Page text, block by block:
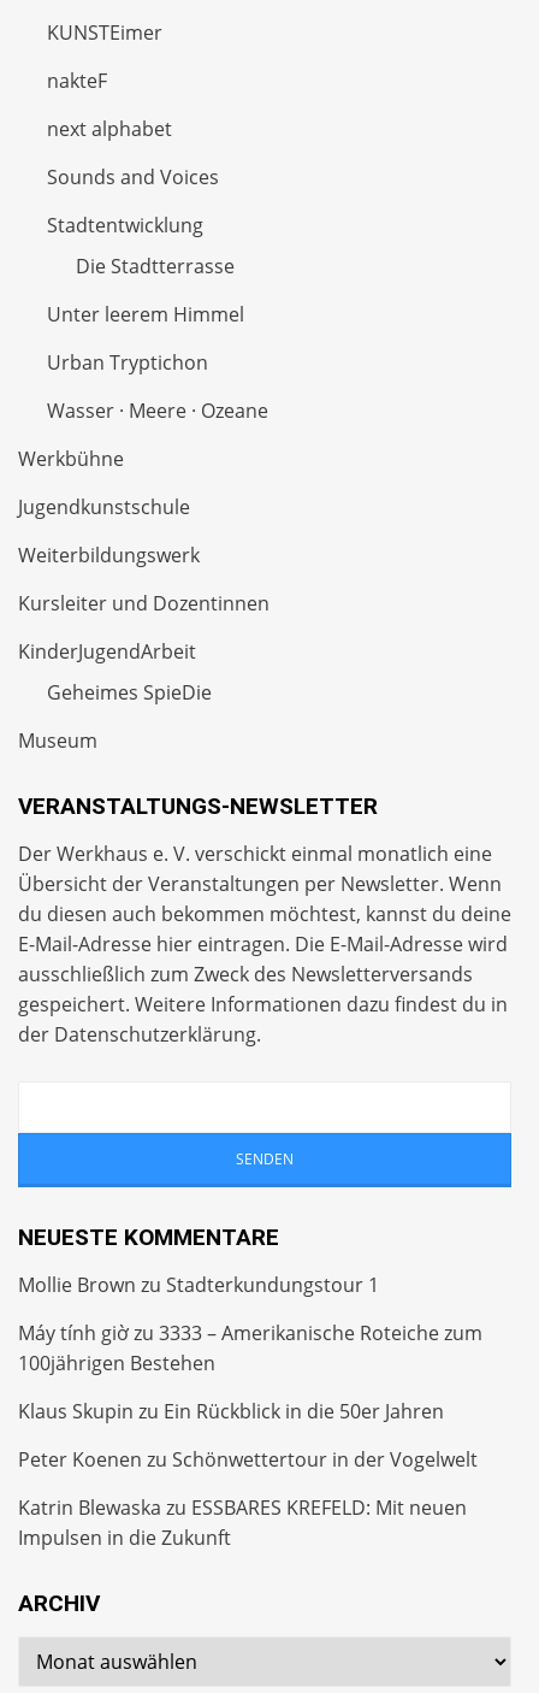
KUNSTEimer
nakteF
next alphabet
Sounds and Voices
Stadtentwicklung
Die Stadtterrasse
Unter leerem Himmel
Urban Tryptichon
Wasser · Meere · Ozeane
Werkbühne
Jugendkunstschule
Weiterbildungswerk
Kursleiter und Dozentinnen
KinderJugendArbeit
Geheimes SpieDie
Museum
VERANSTALTUNGS-NEWSLETTER
Der Werkhaus e. V. verschickt einmal monatlich eine
Übersicht der Veranstaltungen per Newsletter. Wenn
du diesen auch bekommen möchtest, kannst du deine
E-Mail-Adresse hier eintragen. Die E-Mail-Adresse wird
ausschließlich zum Zweck des Newsletterversands
gespeichert. Weitere Informationen dazu findest du in
der Datenschutzerklärung.
NEUESTE KOMMENTARE
Mollie Brown zu Stadterkundungstour 1
Máy tính giờzu 3333 – Amerikanische Roteiche zum
100jährigen Bestehen
Klaus Skupin zu Ein Rückblick in die 50er Jahren
Peter Koenen zu Schönwettertour in der Vogelwelt
Katrin Blewaska zu ESSBARES KREFELD: Mit neuen
Impulsen in die Zukunft
ARCHIV
Archiv